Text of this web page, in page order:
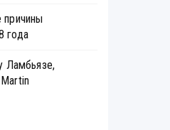
года
Ламбьязе,